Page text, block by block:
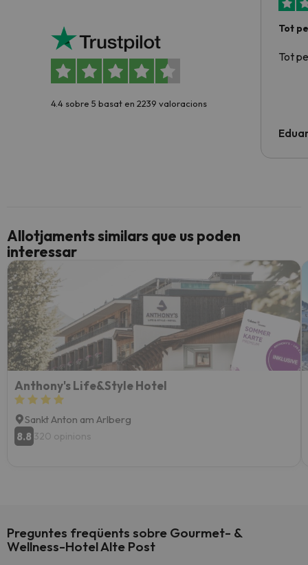
4.4 sobre 5 basat en 2239 valoracions
Tot
Tot
Allotjaments similars que us poden
interessar
Anthony's Life&Style Hotel
Sankt Anton am Arlberg
8.8 320 opinions
Preguntes freqüents sobre Gourmet- &
Wellness-Hotel Alte Post